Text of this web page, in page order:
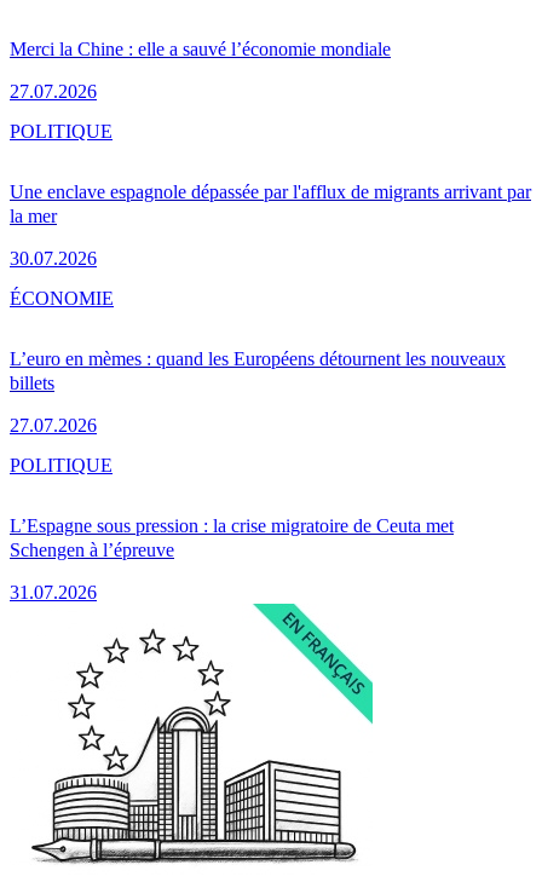
Merci la Chine : elle a sauvé l’économie mondiale
27.07.2026
Une enclave espagnole dépassée par l'afflux de migrants arrivant par
la mer
30.07.2026
POLITIQUE
L’euro en mèmes : quand les Européens détournent les nouveaux
billets
27.07.2026
ÉCONOMIE
L’Espagne sous pression : la crise migratoire de Ceuta met
Schengen à l’épreuve
31.07.2026
POLITIQUE